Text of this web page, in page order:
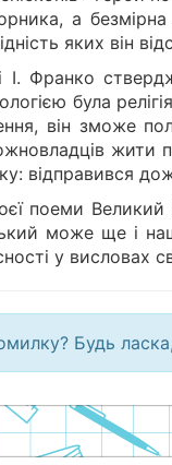
а
яких він
І. Франко
була
він зможе
жити
відправився
поеми Великий
може ще і
у висловах
Будь